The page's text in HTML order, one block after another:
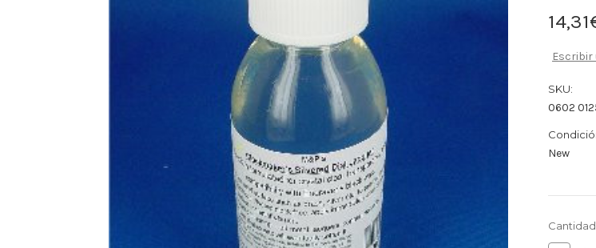
Escribir
SKU:
0602
New
Cantidad
actual